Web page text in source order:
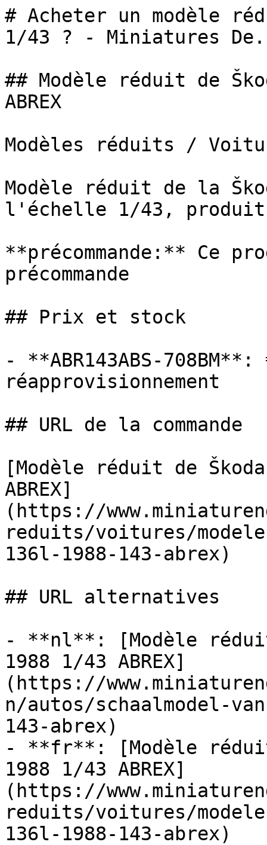
# Acheter un modèle
1/43 ? - Miniatures
## Modèle réduit de
ABREX
Modèles réduits /
Modèle réduit de la
l'échelle 1/43, produit
**précommande:** Ce
précommande
## Prix et stock
- **ABR143ABS-
réapprovisionnement
## URL de la commande
[Modèle réduit de
ABREX]
(https://
reduits/voitures/
136l-1988-143-abrex)
## URL alternatives
- **nl**: [Modèle
1988 1/43 ABREX]
(https://
n/autos/schaalmodel-
143-abrex)
- **fr**: [Modèle
1988 1/43 ABREX]
(https://
reduits/voitures/
136l-1988-143-abrex)